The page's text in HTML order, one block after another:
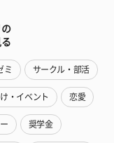
の
ミ サークル・部活
・イベント 恋愛
奨学金